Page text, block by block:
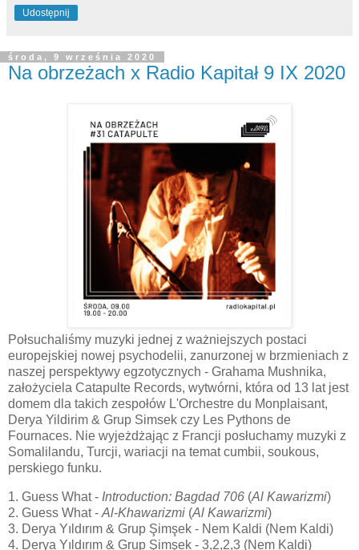
Udostępnij
środa, 9 września 2020
Na obrzeżach x Radio Kapitał 9 IX 2020
Połsuchaliśmy muzyki jednej z ważniejszych postaci
europejskiej nowej psychodelii, zanurzonej w brzmieniach z
naszej perspektywy egzotycznych - Grahama Mushnika,
założyciela Catapulte Records, wytwórni, która od 13 lat jest
domem dla takich zespołów L'Orchestre du Monplaisant,
Derya Yildirim & Grup Simsek czy Les Pythons de
Fournaces. Nie wyjeżdżając z Francji posłuchamy muzyki z
Somalilandu, Turcji, wariacji na temat cumbii, soukous,
perskiego funku.
1. Guess What - Introduction: Bagdad 706 (Al Kawarizmi)
2. Guess What - Al-Khawarizmi (Al Kawarizmi)
3. Derya Yıldırım & Grup Şimşek - Nem Kaldi (Nem Kaldi)
4. Derya Yıldırım & Grup Şimşek - 3,2,2,3 (Nem Kaldi)